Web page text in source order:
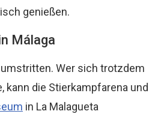
genießen.
Málaga
Wer sich trotzdem
kann die Stierkampfarena und
in La Malagueta